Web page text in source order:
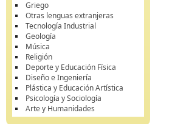
Griego
Otras lenguas extranjeras
Tecnología Industrial
Geología
Música
Religión
Deporte y Educación Física
Diseño e Ingeniería
Plástica y Educación Artística
Psicología y Sociología
Arte y Humanidades